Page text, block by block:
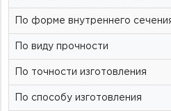
По форме внутреннего
По виду прочности
По точности изготовления
По способу изготовления